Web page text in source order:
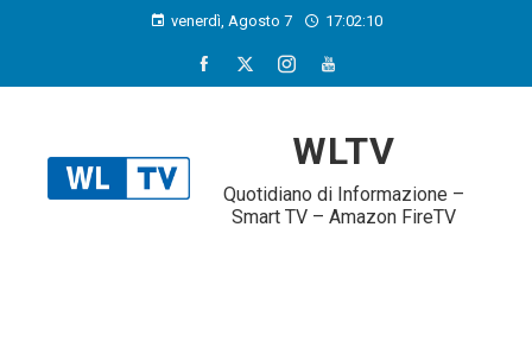
venerdì, Agosto 7 17:02:11
WLTV
Quotidiano di Informazione –
Smart TV – Amazon FireTV